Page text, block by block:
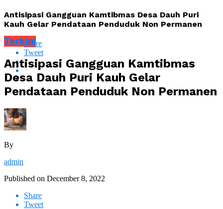
Antisipasi Gangguan Kamtibmas Desa Dauh Puri
Kauh Gelar Pendataan Penduduk Non Permanen
Share
Tweet
Terkini
Antisipasi Gangguan Kamtibmas
Desa Dauh Puri Kauh Gelar
Pendataan Penduduk Non Permanen
By
admin
Published on December 8, 2022
Share
Tweet